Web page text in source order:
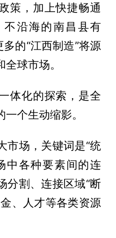
策，加上快捷畅通
沿海的南昌县有
的“江西制造”将源
球市场。
化的探索，是全
个生动缩影。
场，关键词是“统
中各种要素间的连
分割、连接区域“断
、人才等各类资源